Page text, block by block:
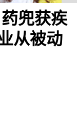
兜获疾
从被动